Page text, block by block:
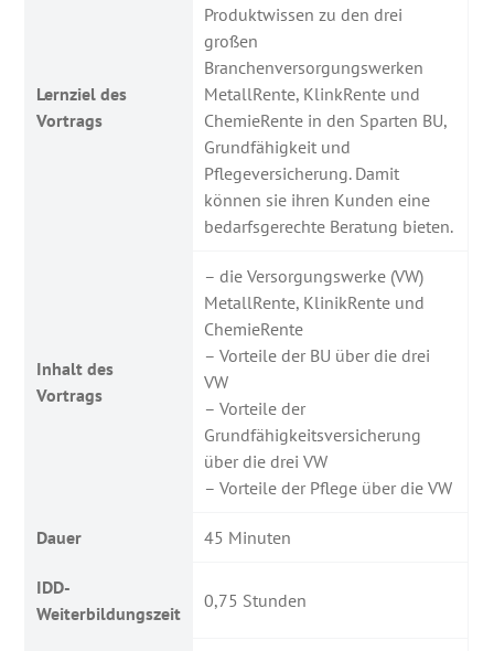
Lernziel des
Vortrags
Produktwissen zu den drei
großen
Branchenversorgungswerken
MetallRente, KlinkRente und
ChemieRente in den Sparten BU,
Grundfähigkeit und
Pflegeversicherung. Damit
können sie ihren Kunden eine
bedarfsgerechte Beratung bieten.
Inhalt des
Vortrags
– die Versorgungswerke (VW)
MetallRente, KlinikRente und
ChemieRente
– Vorteile der BU über die drei
VW
– Vorteile der
Grundfähigkeitsversicherung
über die drei VW
– Vorteile der Pflege über die VW
Dauer 45 Minuten
IDD-
Weiterbildungszeit
0,75 Stunden